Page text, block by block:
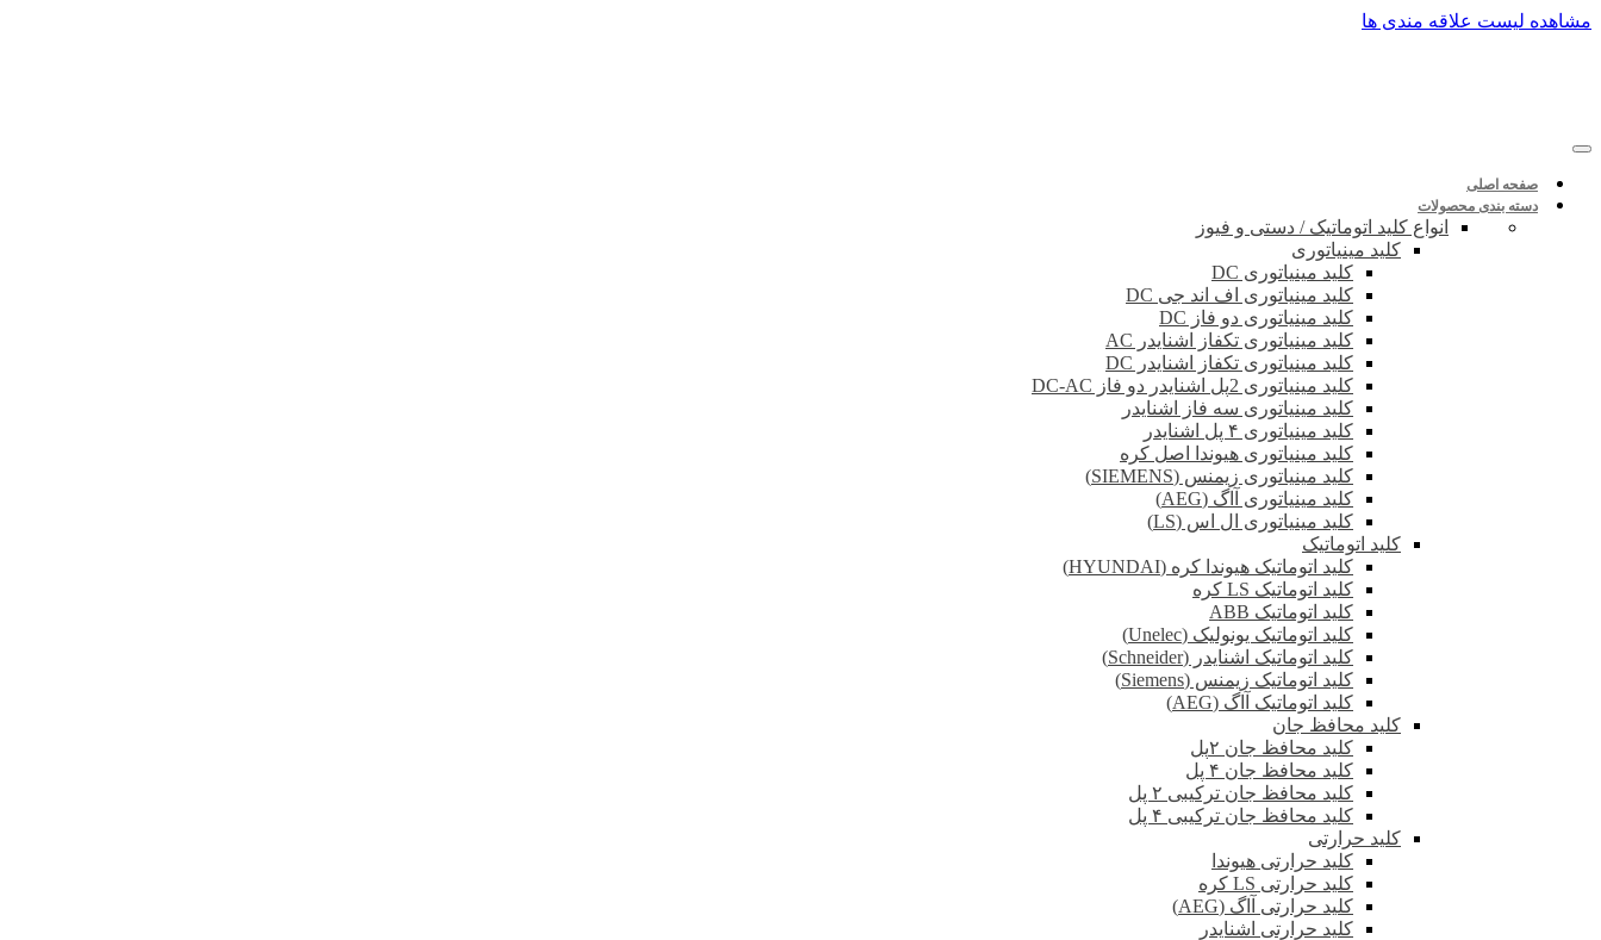
پرش
مشاهده لیست علاقه مندی ها
صفحه اصلی
دسته بندی محصولات
انواع کلید اتوماتیک / دستی و فیوز
کلید مینیاتوری
کلید مینیاتوری DC
کلید مینیاتوری اف اند جی DC
کلید مینیاتوری دو فاز DC
کلید مینیاتوری تکفاز اشنایدر AC
کلید مینیاتوری تکفاز اشنایدر DC
کلید مینیاتوری 2پل اشنایدر دو فاز DC-AC
کلید مینیاتوری سه فاز اشنایدر
کلید مینیاتوری ۴ پل اشنایدر
کلید مینیاتوری هیوندا اصل کره
کلید مینیاتوری زیمنس (SIEMENS)
کلید مینیاتوری آاگ (AEG)
کلید مینیاتوری ال اس (LS)
کلید اتوماتیک
کلید اتوماتیک هیوندا کره (HYUNDAI)
کلید اتوماتیک LS کره
کلید اتوماتیک ABB
کلید اتوماتیک یونولیک (Unelec)
کلید اتوماتیک اشنایدر (Schneider)
کلید اتوماتیک زیمنس (Siemens)
کلید اتوماتیک آاگ (AEG)
کلید محافظ جان
کلید محافظ جان ۲پل
کلید محافظ جان ۴ پل
کلید محافظ جان ترکیبی ۲ پل
کلید محافظ جان ترکیبی ۴ پل
کلید حرارتی
کلید حرارتی هیوندا
کلید حرارتی LS کره
کلید حرارتی آاگ (AEG)
کلید حرارتی اشنایدر